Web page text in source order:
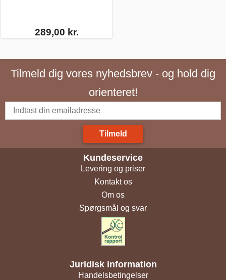
289,00 kr.
Tilmeld dig vores nyhedsbrev - og hold dig
orienteret!
Tilmeld
Kundeservice
Levering og priser
Kontakt os
Om os
Spørgsmål og svar
Juridisk information
Handelsbetingelser